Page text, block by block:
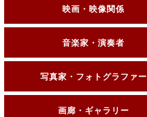
映画・映像関係
音楽家・演奏者
写真家・フォトグラファー
画廊・ギャラリー